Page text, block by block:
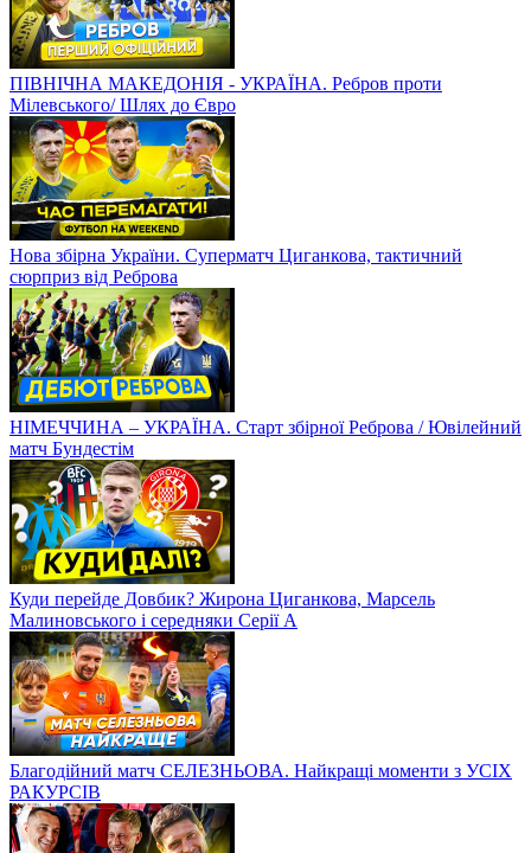
ПІВНІЧНА МАКЕДОНІЯ - УКРАЇНА. Ребров проти
Мілевського/ Шлях до Євро
Нова збірна України. Суперматч Циганкова, тактичний
сюрприз від Реброва
НІМЕЧЧИНА – УКРАЇНА. Старт збірної Реброва / Ювілейний
матч Бундестім
Куди перейде Довбик? Жирона Циганкова, Марсель
Малиновського і середняки Серії А
Благодійний матч СЕЛЕЗНЬОВА. Найкращі моменти з УСІХ
РАКУРСІВ